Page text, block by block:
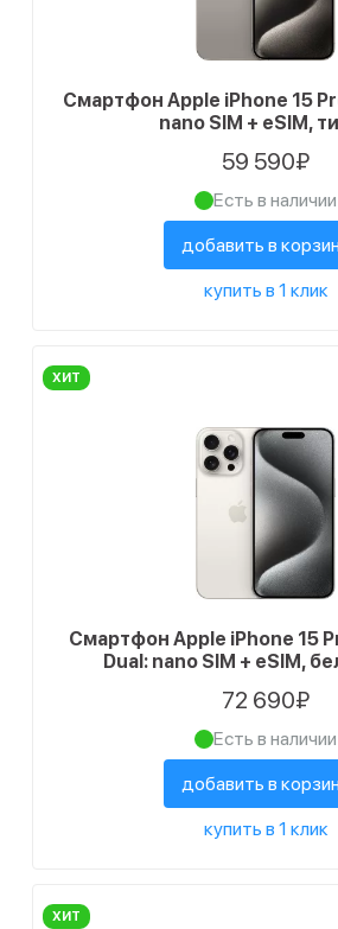
Смартфон Apple iPhone 15
nano SIM + eSIM,
59 590₽
Есть в наличии
добавить в
купить в 1 клик
ХИТ
Смартфон Apple iPhone 15
Dual: nano SIM + eSIM,
72 690₽
Есть в наличии
добавить в
купить в 1 клик
ХИТ